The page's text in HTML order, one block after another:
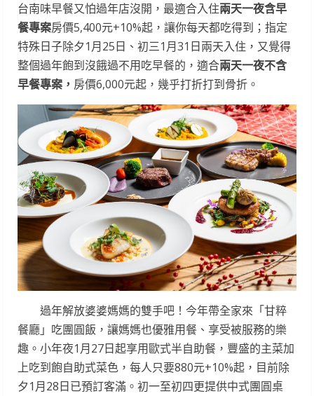
台南味早餐又怕過年店沒開，最適合入住兩天一夜含早
餐專案房價5,400元+10%起，讓你每天都吃得到；指定
特殊日子除夕1月25日、初三1月31日兩天入住，又覺得
整個過年飽到沒餓過不用吃早餐的，適合兩天一夜不含
早餐專案， 房價6,000元起，幾乎打折打到骨折。
過年解放婆婆媽媽的雙手吧！今年帶全家來「甘粹
餐廳」吃團圓飯，讓媽媽也優雅用餐、享受被服務的樂
趣。小年夜1月27日起享用歐式半自助餐，豐盛的主菜加
上吃到飽自助式菜色，每人只要880元+10%起，目前除
夕1月28日已預訂客滿。初一至初四更提供中式團圓桌